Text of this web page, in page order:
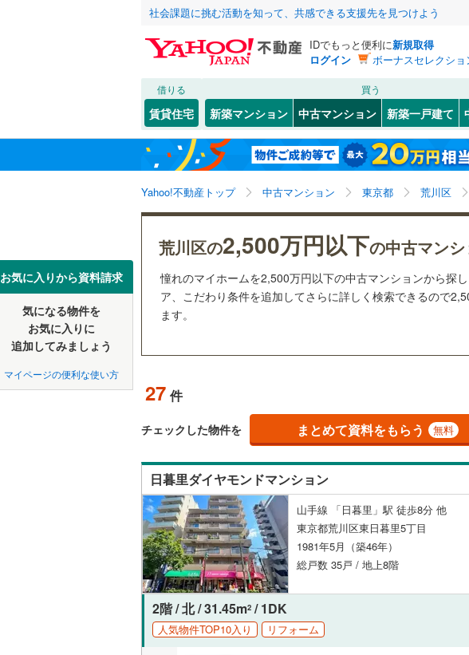
社会課題に挑む活動を知って、共感できる支援先を見つけよう
IDでもっと便利に新規取得
ログイン
ボーナスセレクシ
借りる
賃貸住宅
買う
新築マンション 中古マンション 新築一戸建て
Yahoo!不動産トップ 中古マンション 東京都 荒川区
お気に入りから資料請求
気になる物件を
お気に入りに
追加してみましょう
マイページの便利な使い方
荒川区の2,500万円以下の中古マン
憧れのマイホームを2,500万円以下の中古マンションから探
ア、こだわり条件を追加してさらに詳しく検索できるので
ます。
27 件
チェックした物件を まとめて資料をもらう 無料
日暮里ダイヤモンドマンション
山手線 「日暮里」駅 徒歩8分 他
東京都荒川区東日暮里5丁目
1981年5月（築46年）
総戸数 35戸 / 地上8階
2階 / 北 / 31.45m2 / 1DK
人気物件TOP10入り リフォーム
北海道 北海道
東北 青森 岩手
関東 東京 神奈川
新潟
東海 愛知 岐阜
近畿
中国 鳥取 島根
福岡 佐賀
該当物件0件
東京23区 千代田区(15)
新宿区(146)
豊島区
(141)
台東区 (57)
荒川区 (27
江戸川区( 28)
大田区(146)
東京23区以外
三鷹市(19)
小金井市
東村山市(21)
福生市( 23)
あきる野市
該当物件0件
荒川(6)
東日暮里(5)
該当物件0件
JR 東北本線(10)
湘南新宿ライン（宇都宮～逗子）
(0)
南武線(0)
横須賀線 (0)
常磐線（各駅停車）(0 )
秋田新幹線(0)
地下鉄
東京メトロ日比谷線( 5)
東京メトロ有楽町線(0)
東京メトロ副都心線
都営新宿線(0)
私鉄・その他 つくばエクスプレス
東武亀戸線
西武有楽町線(0)
該当物件0件
該当物件0件
こだわり条件 リフォーム、リノベーション
リノベーション・リフォーム
（2）
共用設備
宅配ボックスあり
トランクルーム （ 0 ）
駐車場空きあり（近隣を含
管理・管理規約
配置、向き、建ち方、日当たり
階下に住戸なし（1）
構造・規模・施工・品質・工法関連
（1）
該当物件0件
この検索条件の新
東京
閉じ
閉じ